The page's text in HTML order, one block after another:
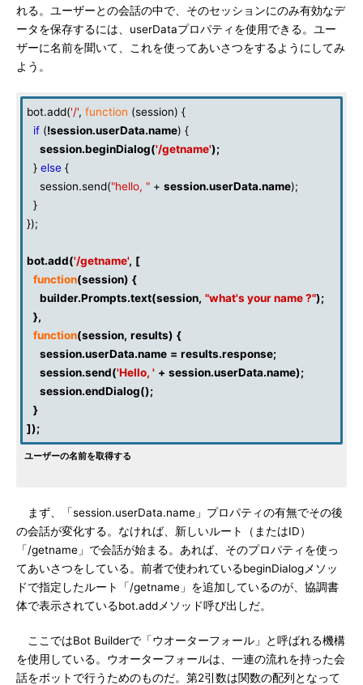
れる。ユーザーとの会話の中で、そのセッションにのみ有効なデ
ータを保存するには、userDataプロパティを使用できる。ユー
ザーに名前を聞いて、これを使ってあいさつをするようにしてみ
よう。
bot.add('/', function (session) {
if (!session.userData.name) {
session.beginDialog('/getname');
} else {
session.send("hello, " + session.userData.name);
}
});
bot.add('/getname', [
function(session) {
builder.Prompts.text(session, "what's your name ?");
},
function(session, results) {
session.userData.name = results.response;
session.send('Hello, ' + session.userData.name);
session.endDialog();
}
]);
ユーザーの名前を取得する
まず、「session.userData.name」プロパティの有無でその後
の会話が変化する。なければ、新しいルート（またはID）
「/getname」で会話が始まる。あれば、そのプロパティを使っ
てあいさつをしている。前者で使われているbeginDialogメソッ
ドで指定したルート「/getname」を追加しているのが、協調書
体で表示されているbot.addメソッド呼び出しだ。
ここではBot Builderで「ウオーターフォール」と呼ばれる機構
を使用している。ウオーターフォールは、一連の流れを持った会
話をボットで行うためのものだ。第2引数は関数の配列となって